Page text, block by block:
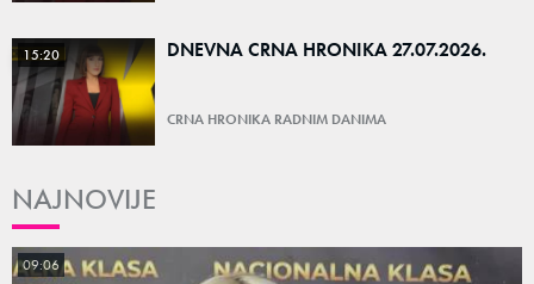
15:20 DNEVNA CRNA HRONIKA 27.07.2026.
CRNA HRONIKA RADNIM DANIMA
NAJNOVIJE
09:06